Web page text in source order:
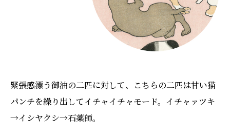
緊張感漂う御油の二匹に対して、こちらの二匹は甘い猫
パンチを繰り出してイチャイチャモード。イチャァツキ
→イシヤクシ→石薬師。